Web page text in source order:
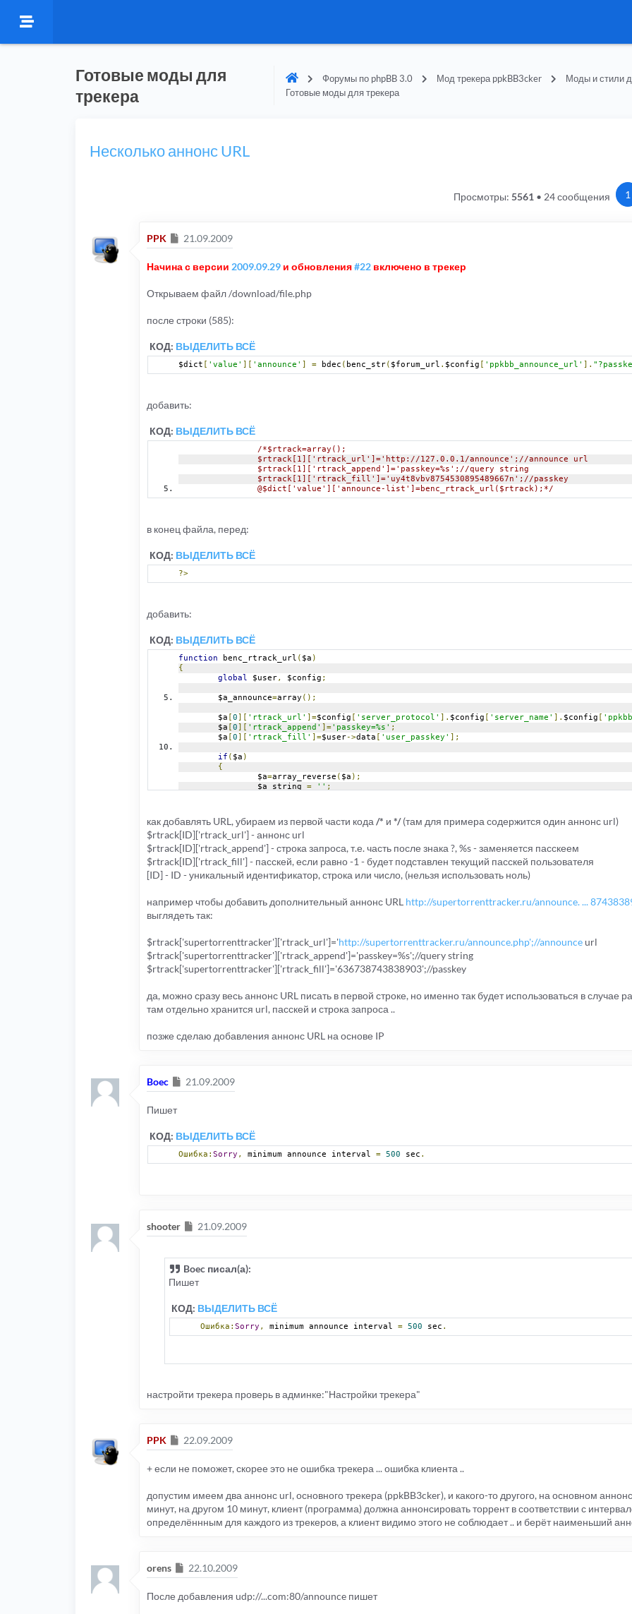
Готовые моды для
трекера
Форумы по phpBB 3.0 Мод трекера ppkBB3cker
Моды и стили
Готовые моды для трекера
Несколько аннонс URL
24 сообщения 1
Просмотры: 5561 •
PPK Сообщение
21.09.2009
Начина с версии 2009.09.29 и обновления#22 включено в трекер
Открываем файл /download/file.php
после строки (585):
КОД: ВЫДЕЛИТЬ ВСЁ
$dict 'value' 'announce' = bdec ( benc_str( $forum_url . $config 'ppkbb_announce_url' ].
добавить:
КОД: ВЫДЕЛИТЬ ВСЁ
/*$rtrack=array();
		$rtrack[1]['rtrack_url']='http://127.0.0.1/announce';//announce url
		$rtrack[1]['rtrack_append']='passkey=%s';//query string
		$rtrack[1]['rtrack_fill']='uy4t8vbv8754530895489667n';//passkey
		@$dict['value']['announce-list']=benc_rtrack_url($rtrack);*/
в конец файла, перед:
КОД: ВЫДЕЛИТЬ ВСЁ
?>
добавить:
КОД: ВЫДЕЛИТЬ ВСЁ
function benc_rtrack_url ( $a )
{
global $user, $config ;
	$a_announce
=array ();
	$a
[0][ 'rtrack_url' ]=$config [ 'server_protocol' ]. $config [ 'server_name' ]. $config [
	$a
[0][ 'rtrack_append' ]='passkey=%s' ;
	$a
[0][ 'rtrack_fill' ]=$user->data [ 'user_passkey' ];
if ( $a )
{
		$a
=array_reverse ( $a );
		$a_string
= '' ;
			$rtrack_url
$a_url 'rtrack_url'
if($a_url['rtrack_append'])
{
				$rtrack_url
.='?'. sprintf ($a_url['rtrack_append'],
			$a_announce
['value'][$i] = array('type' => 'list', 'value' =>
			$a_string
.= benc_str( $rtrack_url);
		$a_announce
['type'] = 'list';
return $a_announce;
}
как добавлять URL, убираем из первой части кода /* и */(там для примера содержится один аннонс url)
$rtrack[ID]['rtrack_url'] - аннонс url
$rtrack[ID]['rtrack_append'] - строка запроса, т.е. часть после знака ?, %s - заменяется пасскеем
$rtrack[ID]['rtrack_fill'] - пасскей, если равно -1 - будет подставлен текущий пасскей пользователя
[ID] - ID - уникальный идентификатор, строка или число, (нельзя использовать ноль)
например чтобы добавить дополнительный аннонс URL http://supertorrenttracker.ru/announce. ...
выглядеть так:
$rtrack['supertorrenttracker']['rtrack_url']='http://supertorrenttracker.ru/announce.php';//announceurl
$rtrack['supertorrenttracker']['rtrack_append']='passkey=%s';//query string
$rtrack['supertorrenttracker']['rtrack_fill']='636738743838903';//passkey
да, можно сразу весь аннонс URL писать в первой строке, но именно так будет использоваться в случае
там отдельно хранится url, пасскей и строка запроса ..
позже сделаю добавления аннонс URL на основе IP
Boec Сообщение
21.09.2009
Пишет
КОД: ВЫДЕЛИТЬ ВСЁ
Ошибка: Sorry , minimum announce interval = 500 sec .
shooter Сообщение
21.09.2009
Boec писал(а):
Пишет
КОД: ВЫДЕЛИТЬ ВСЁ
Ошибка: Sorry , minimum announce interval = 500 sec .
настройти трекера проверь в админке:"Настройки трекера"
PPK Сообщение
22.09.2009
+ если не поможет, скорее это не ошибка трекера ... ошибка клиента ..
допустим имеем два аннонс url, основного трекера (ppkBB3cker), и какого-то другого, на основном
минут, на другом 10 минут, клиент (программа) должна аннонсировать торрент в соответствии с
определённным для каждого из трекеров, а клиент видимо этого не соблюдает .. и берёт наименьший
orens Сообщение
22.10.2009
После добавления udp://...com:80/announce пишет